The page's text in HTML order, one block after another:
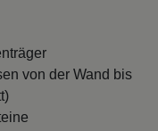
von der Wand bis